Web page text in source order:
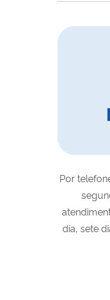
Por
dia, sete